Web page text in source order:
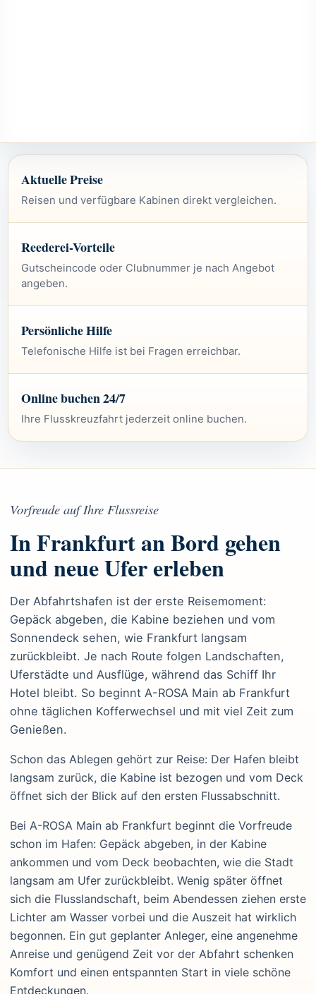
Aktuelle Preise
Reisen und verfügbare Kabinen direkt vergleichen.
Reederei-Vorteile
Gutscheincode oder Clubnummer je nach Angebot
angeben.
Persönliche Hilfe
Telefonische Hilfe ist bei Fragen erreichbar.
Online buchen 24/7
Ihre Flusskreuzfahrt jederzeit online buchen.
Vorfreude auf Ihre Flussreise
In Frankfurt an Bord gehen
und neue Ufer erleben
Der Abfahrtshafen ist der erste Reisemoment:
Gepäck abgeben, die Kabine beziehen und vom
Sonnendeck sehen, wie Frankfurt langsam
zurückbleibt. Je nach Route folgen Landschaften,
Uferstädte und Ausflüge, während das Schiff Ihr
Hotel bleibt. So beginnt A-ROSA Main ab Frankfurt
ohne täglichen Kofferwechsel und mit viel Zeit zum
Genießen.
Schon das Ablegen gehört zur Reise: Der Hafen bleibt
langsam zurück, die Kabine ist bezogen und vom Deck
öffnet sich der Blick auf den ersten Flussabschnitt.
Bei A-ROSA Main ab Frankfurt beginnt die Vorfreude
schon im Hafen: Gepäck abgeben, in der Kabine
ankommen und vom Deck beobachten, wie die Stadt
langsam am Ufer zurückbleibt. Wenig später öffnet
sich die Flusslandschaft, beim Abendessen ziehen erste
Lichter am Wasser vorbei und die Auszeit hat wirklich
begonnen. Ein gut geplanter Anleger, eine angenehme
Anreise und genügend Zeit vor der Abfahrt schenken
Komfort und einen entspannten Start in viele schöne
Entdeckungen.